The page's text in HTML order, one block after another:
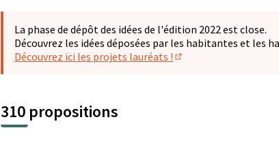
La phase de dépôt des idées de l'édition 2022 est close.
Découvrez les idées déposées par les habitantes et les
Découvrez ici les projets lauréats !
310 propositions